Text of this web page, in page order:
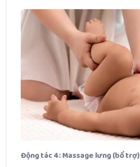
Động tác 4: Massage lưng (bổ trợ)